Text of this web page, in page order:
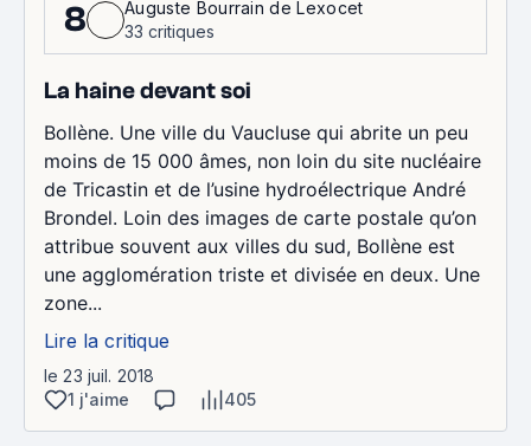
8
Auguste Bourrain de Lexocet
33 critiques
La haine devant soi
Bollène. Une ville du Vaucluse qui abrite un peu
moins de 15 000 âmes, non loin du site nucléaire
de Tricastin et de l’usine hydroélectrique André
Brondel. Loin des images de carte postale qu’on
attribue souvent aux villes du sud, Bollène est
une agglomération triste et divisée en deux. Une
zone...
Lire la critique
le 23 juil. 2018
1 j'aime
405